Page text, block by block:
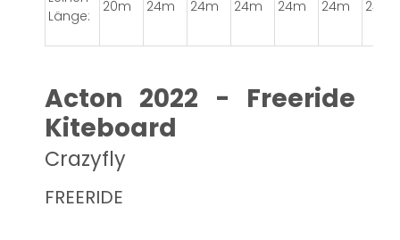
Länge:
20m 24m 24m 24m 24m 24m 24m
Acton 2022 - Freeride
Kiteboard
Crazyfly
FREERIDE